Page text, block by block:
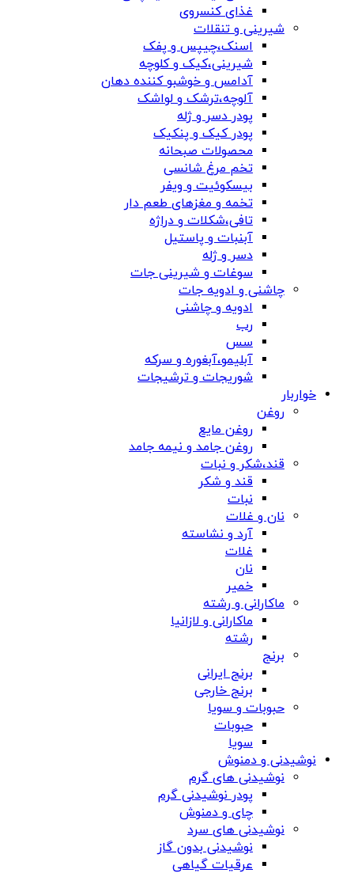
غذای کنسروی
شیرینی و تنقلات
اسنک،چیپس و پفک
شیرینی،کیک و کلوچه
آدامس و خوشبو کننده دهان
آلوچه،ترشک و لواشک
پودر دسر و ژله
پودر کیک و پنکیک
محصولات صبحانه
تخم مرغ شانسی
بیسکوئیت و ویفر
تخمه و مغزهای طعم دار
تافی،شکلات و دراژه
آبنبات و پاستیل
دسر و ژله
سوغات و شیرینی جات
چاشنی و ادویه جات
ادویه و چاشنی
رب
سس
آبلیمو،آبغوره و سرکه
شوریجات و ترشیجات
خواربار
روغن
روغن مایع
روغن جامد و نیمه جامد
قند،شکر و نبات
قند و شکر
نبات
نان و غلات
آرد و نشاسته
غلات
نان
خمیر
ماکارانی و رشته
ماکارانی و لازانیا
رشته
برنج
برنج ایرانی
برنج خارجی
حبوبات و سویا
حبوبات
سویا
نوشیدنی و دمنوش
نوشیدنی های گرم
پودر نوشیدنی گرم
چای و دمنوش
نوشیدنی های سرد
نوشیدنی بدون گاز
عرقیات گیاهی